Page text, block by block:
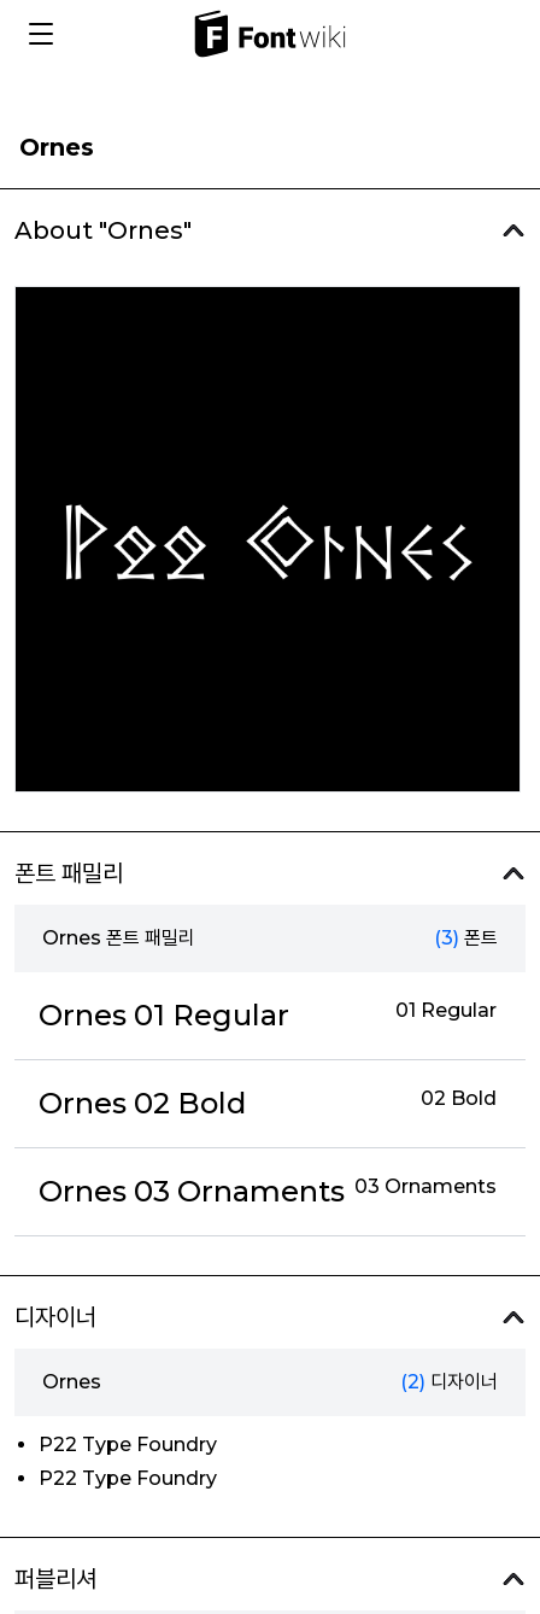
Ornes
About "Ornes"
폰트 패밀리
Ornes 폰트 패밀리 (3) 폰트
Ornes 01 Regular 01 Regular
Ornes 02 Bold 02 Bold
Ornes 03 Ornaments 03 Ornaments
디자이너
Ornes (2) 디자이너
P22 Type Foundry
P22 Type Foundry
퍼블리셔